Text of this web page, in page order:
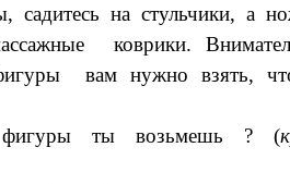
садитесь на стульчики, а
коврики.
вам нужно взять,
ты возьмешь ? (